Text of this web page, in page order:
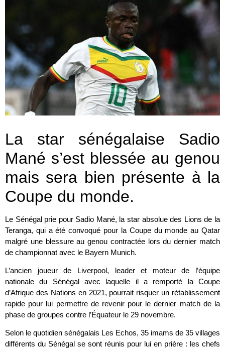
La star sénégalaise Sadio
Mané s’est blessée au genou
mais sera bien présente à la
Coupe du monde.
Le Sénégal prie pour Sadio Mané, la star absolue des Lions de la
Teranga, qui a été convoqué pour la Coupe du monde au Qatar
malgré une blessure au genou contractée lors du dernier match
de championnat avec le Bayern Munich.
L’ancien joueur de Liverpool, leader et moteur de l’équipe
nationale du Sénégal avec laquelle il a remporté la Coupe
d’Afrique des Nations en 2021, pourrait risquer un rétablissement
rapide pour lui permettre de revenir pour le dernier match de la
phase de groupes contre l’Équateur le 29 novembre.
Selon le quotidien sénégalais Les Echos, 35 imams de 35 villages
différents du Sénégal se sont réunis pour lui en prière : les chefs